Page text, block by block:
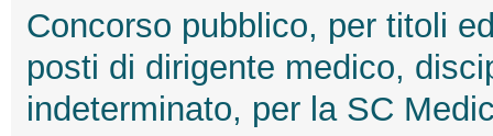
Concorso pubblico, per titoli
posti di dirigente medico,
indeterminato, per la SC